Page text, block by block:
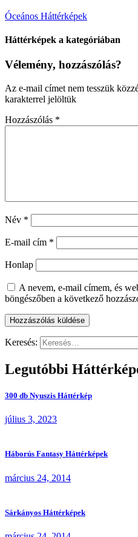
Óceános Háttérképek
Háttérképek a kategóriában
Vélemény, hozzászólás?
Az e-mail címet nem tesszük
karakterrel jelöltük
Hozzászólás *
Név *
E-mail cím *
Honlap
A nevem, e-mail címem, és
böngészőben a következő
Keresés:
Legutóbbi
300 db Nyuszis Háttérkép
július 3, 2023
Háborús Fantasy Háttérképek
március 24, 2014
Sárkányos Háttérképek